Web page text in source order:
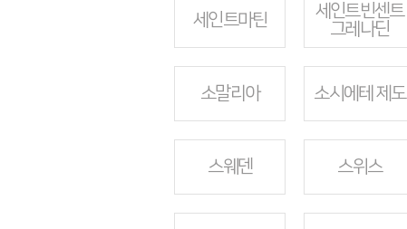
세인트마틴
세인트빈센트
그레나딘
소말리아 소시에테 제도
스웨덴 스위스